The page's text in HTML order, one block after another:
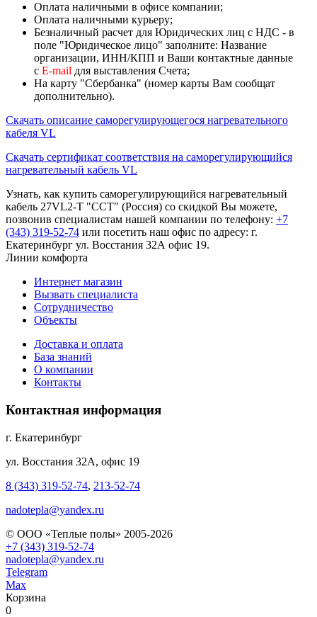
Оплата наличными в офисе компании;
Оплата наличными курьеру;
Безналичный расчет для Юридических лиц с НДС - в
поле "Юридическое лицо" заполните: Название
организации, ИНН/КПП и Ваши контактные данные
с Е-mail для выставления Счета;
На карту "Сбербанка" (номер карты Вам сообщат
дополнительно).
Скачать описание cаморегулирующегося нагревательного
кабеля VL
Cкачать сертификат соответствия на cаморегулирующийся
нагревательный кабель VL
Узнать, как купить cаморегулирующийся нагревательный
кабель 27VL2-T "ССТ" (Россия) со скидкой Вы можете,
позвонив специалистам нашей компании по телефону: +7
(343) 319-52-74 или посетить наш офис по адресу: г.
Екатеринбург ул. Восстания 32А офис 19.
Линии комфорта
Интернет магазин
Вызвать специалиста
Сотрудничество
Объекты
Доставка и оплата
База знаний
О компании
Контакты
Контактная информация
г. Екатеринбург
ул. Восстания 32А, офис 19
8 (343) 319-52-74, 213-52-74
nadotepla@yandex.ru
© ООО «Теплые полы» 2005-2026
+7 (343) 319-52-74
nadotepla@yandex.ru
Telegram
Max
Корзина
0